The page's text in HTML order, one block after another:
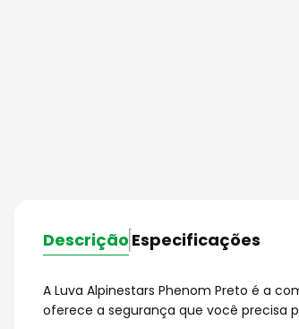
Descrição Especificações
A Luva Alpinestars Phenom Preto é a
oferece a segurança que você precisa